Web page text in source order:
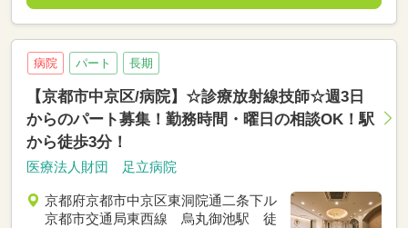
病院 パート 長期
【京都市中京区/病院】☆診療放射線技師☆週3日
からのパート募集！勤務時間・曜日の相談OK！駅
から徒歩3分！
医療法人財団 足立病院
京都府京都市中京区東洞院通二条下ル
京都市交通局東西線 烏丸御池駅 徒